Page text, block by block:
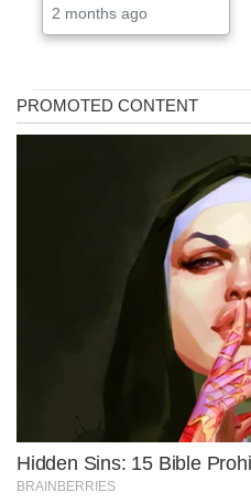
2 months ago